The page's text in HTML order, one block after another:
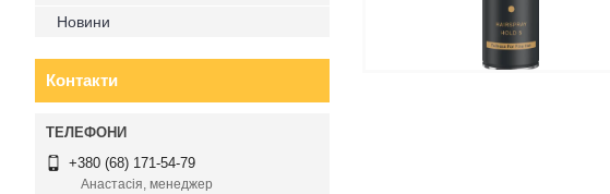
Новини
Контакти
+380 (68) 171-54-79
Анастасія, менеджер